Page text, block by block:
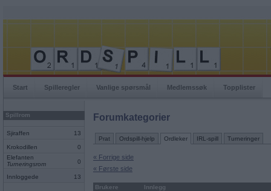
Start Spilleregler Vanlige spørsmål Medlemssøk Topplister
Spillrom
Sjiraffen 13
Krokodillen
0
Elefanten
Turneringsrom
0
Innloggede 13
Forumkategorier
Prat Ordspill-hjelp Ordleker IRL-spill Turneringer
« Forrige side
« Første side
Brukere
Innlegg